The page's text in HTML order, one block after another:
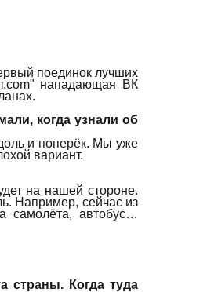
поединок лучших
нападающая ВК
когда узнали об
и поперёк. Мы уже
вариант.
на нашей стороне.
Например, сейчас из
самолёта, автобус…
страны. Когда туда